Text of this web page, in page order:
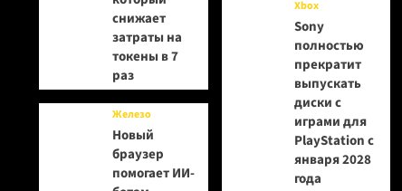
снижает
затраты на
токены в 7
раз
Железо
Новый
браузер
помогает ИИ-
Xbox
Sony
полностью
прекратит
выпускать
диски с
играми для
PlayStation с
января 2028
года